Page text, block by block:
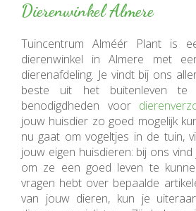
Dierenwinkel Almere
Tuincentrum Alméér Plant is
dierenwinkel in Almere met
dierenafdeling. Je vindt bij ons
beste uit het buitenleven te
benodigdheden voor
jouw huisdier zo goed mogelijk
nu gaat om vogeltjes in de tuin,
jouw eigen huisdieren: bij ons
om ze een goed leven te
vragen hebt over bepaalde
van jouw dieren, kun je